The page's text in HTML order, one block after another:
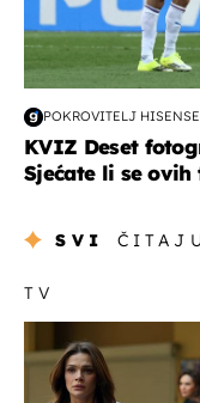
POKROVITELJ HISENSE
KVIZ Deset
Sjećate li se ovih
SVI
TV